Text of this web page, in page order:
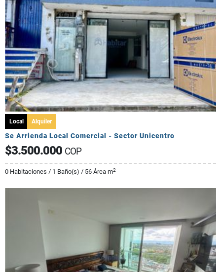
Local Alquiler
Se Arrienda Local Comercial - Sector Unicentro
$3.500.000 COP
0 Habitaciones / 1 Baño(s) / 56 Área m2